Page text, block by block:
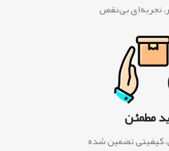
تجربه‌ای بی‌نقص
مطمئن
کیفیتی تضمین شده